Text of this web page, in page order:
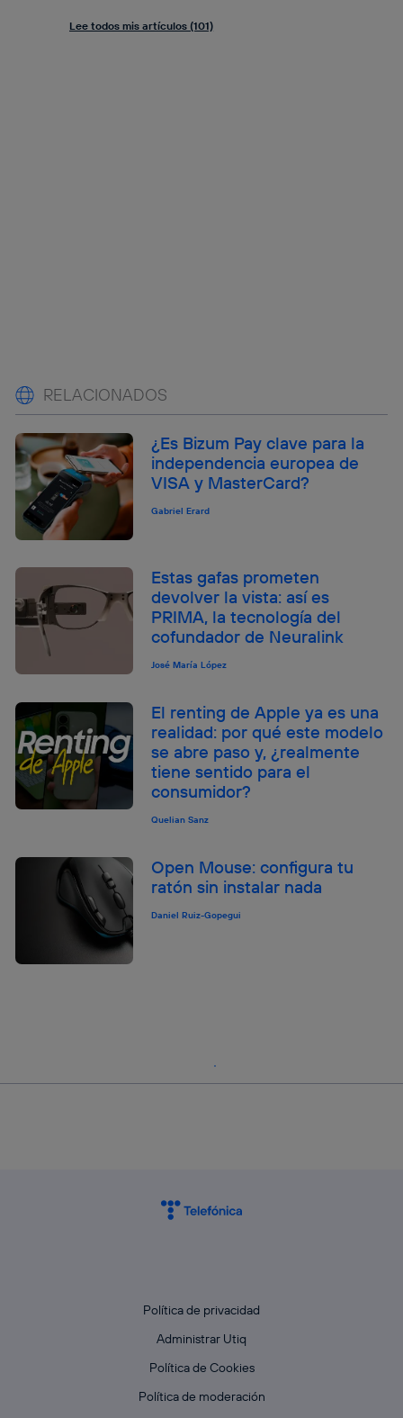
Lee todos mis artículos (101)
RELACIONADOS
¿Es Bizum Pay clave para la
independencia europea de
VISA y MasterCard?
Gabriel Erard
Estas gafas prometen
devolver la vista: así es
PRIMA, la tecnología del
cofundador de Neuralink
José María López
El renting de Apple ya es una
realidad: por qué este modelo
se abre paso y, ¿realmente
tiene sentido para el
consumidor?
Quelian Sanz
Open Mouse: configura tu
ratón sin instalar nada
Daniel Ruiz-Gopegui
Política de privacidad
Administrar Utiq
Política de Cookies
Política de moderación